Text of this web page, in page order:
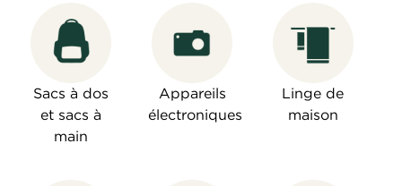
Sacs à dos
et sacs à
main
Appareils
électroniques
Linge de
maison